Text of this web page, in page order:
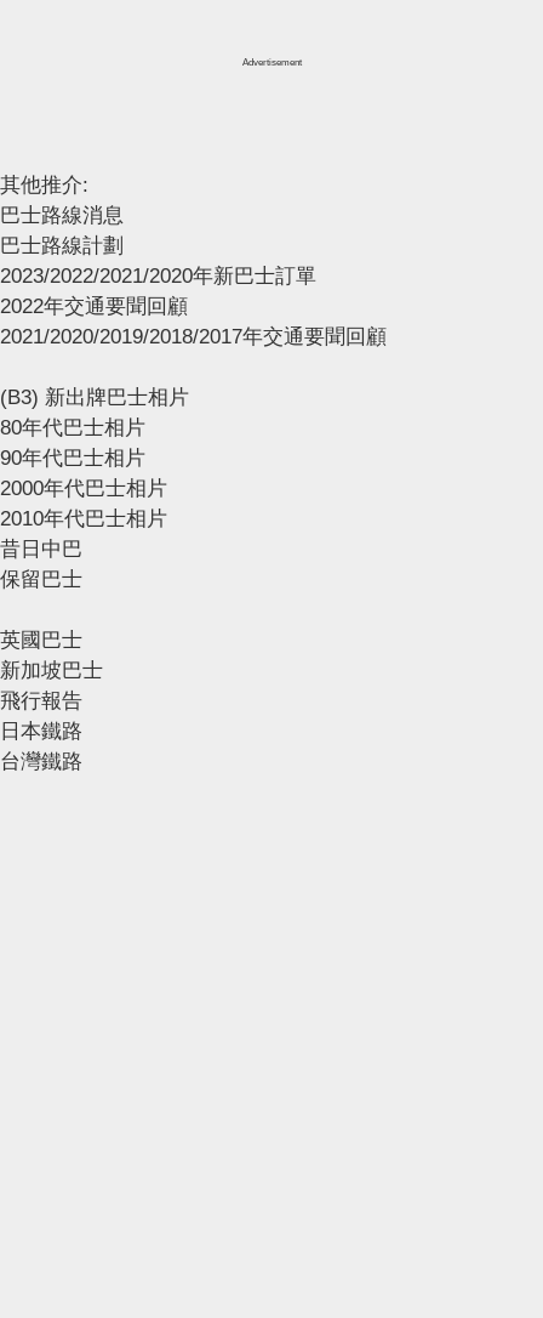
Advertisement
其他推介:
巴士路線消息
巴士路線計劃
2023/2022/2021/2020年新巴士訂單
2022年交通要聞回顧
2021/2020/2019/2018/2017年交通要聞回顧
(B3) 新出牌巴士相片
80年代巴士相片
90年代巴士相片
2000年代巴士相片
2010年代巴士相片
昔日中巴
保留巴士
英國巴士
新加坡巴士
飛行報告
日本鐵路
台灣鐵路